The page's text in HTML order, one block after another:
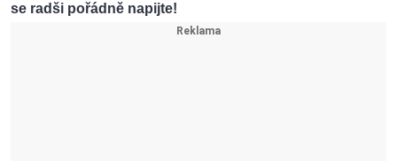
se radši pořádně napijte!